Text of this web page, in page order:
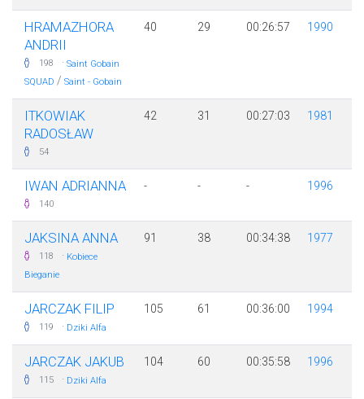
HRAMAZHORA
ANDRII
198 · Saint Gobain
SQUAD / Saint - Gobain
40 29 00:26:57 1990
ITKOWIAK
RADOSŁAW
54
42 31 00:27:03 1981
IWAN ADRIANNA
140
- - - 1996
JAKSINA ANNA
118 · Kobiece
Bieganie
91 38 00:34:38 1977
JARCZAK FILIP
119 · Dziki Alfa
105 61 00:36:00 1994
JARCZAK JAKUB
115 · Dziki Alfa
104 60 00:35:58 1996